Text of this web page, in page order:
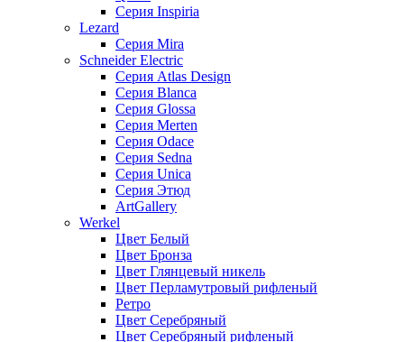
Серия Inspiria
Lezard
Серия Mira
Schneider Electric
Серия Atlas Design
Серия Blanca
Серия Glossa
Серия Merten
Серия Odace
Серия Sedna
Серия Unica
Серия Этюд
ArtGallery
Werkel
Цвет Белый
Цвет Бронза
Цвет Глянцевый никель
Цвет Перламутровый рифленый
Ретро
Цвет Серебряный
Цвет Серебряный рифленый